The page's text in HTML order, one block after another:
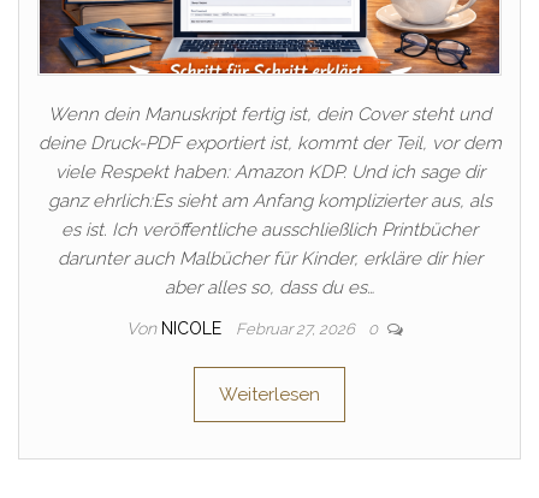
Wenn dein Manuskript fertig ist, dein Cover steht und
deine Druck-PDF exportiert ist, kommt der Teil, vor dem
viele Respekt haben: Amazon KDP. Und ich sage dir
ganz ehrlich:Es sieht am Anfang komplizierter aus, als
es ist. Ich veröffentliche ausschließlich Printbücher
darunter auch Malbücher für Kinder, erkläre dir hier
aber alles so, dass du es…
Von NICOLE Februar 27, 2026 0
Weiterlesen